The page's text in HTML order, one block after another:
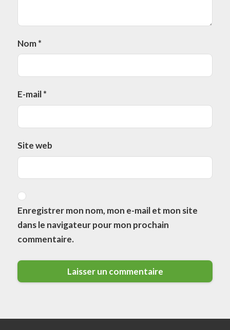
Nom*
E-mail*
Site web
Enregistrer mon nom, mon e-mail et mon site
dans le navigateur pour mon prochain
commentaire.